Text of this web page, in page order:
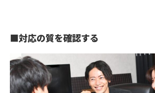
■対応の質を確認する